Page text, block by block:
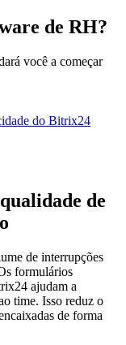
de RH?
você a começar
do Bitrix24
de
de interrupções
formulários
ajudam a
time. Isso reduz o
de forma